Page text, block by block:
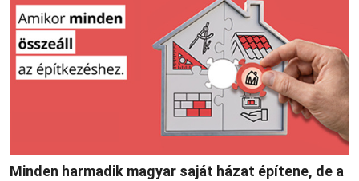
Minden harmadik magyar saját házat építene, de a